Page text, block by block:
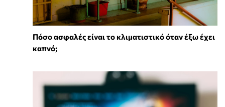
Πόσο ασφαλές είναι το κλιματιστικό όταν έξω έχει
καπνό;